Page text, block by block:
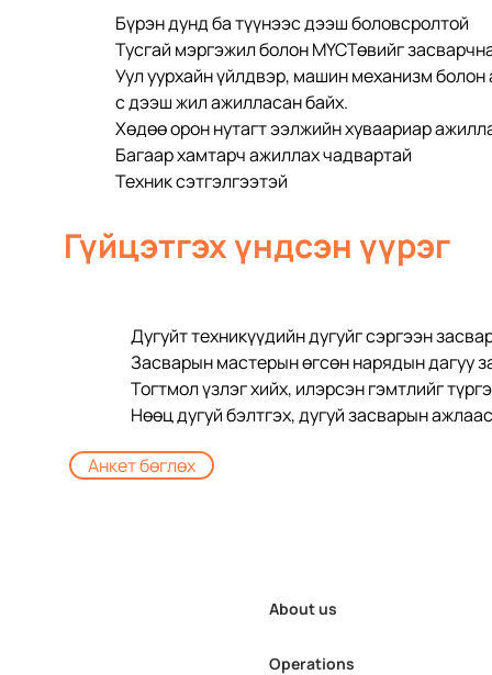
Бүрэн дунд ба түүнээс дээш боловсролтой
Тусгай мэргэжил болон МҮСТөвийг
Уул уурхайн үйлдвэр, машин механизм
с дээш жил ажилласан байх.
Хөдөө орон нутагт ээлжийн хуваариар
Багаар хамтарч ажиллах чадвартай
Техник сэтгэлгээтэй
Гүйцэтгэх үндсэн үүрэг
Дугуйт техникүүдийн дугуйг сэргээн
Засварын мастерын өгсөн нарядын дагуу
Тогтмол үзлэг хийх, илэрсэн гэмтлийг
Нөөц дугуй бэлтгэх, дугуй засварын
Анкет бөглөх
About us
Operations